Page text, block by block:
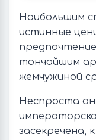
Наибольшим
истинные
тончайшим
жемчужиной
Неспроста он
засекречена,